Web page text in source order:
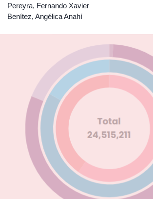
Pereyra, Fernando Xavier
Benítez, Angélica Anahí